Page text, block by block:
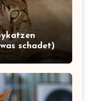
schadet)